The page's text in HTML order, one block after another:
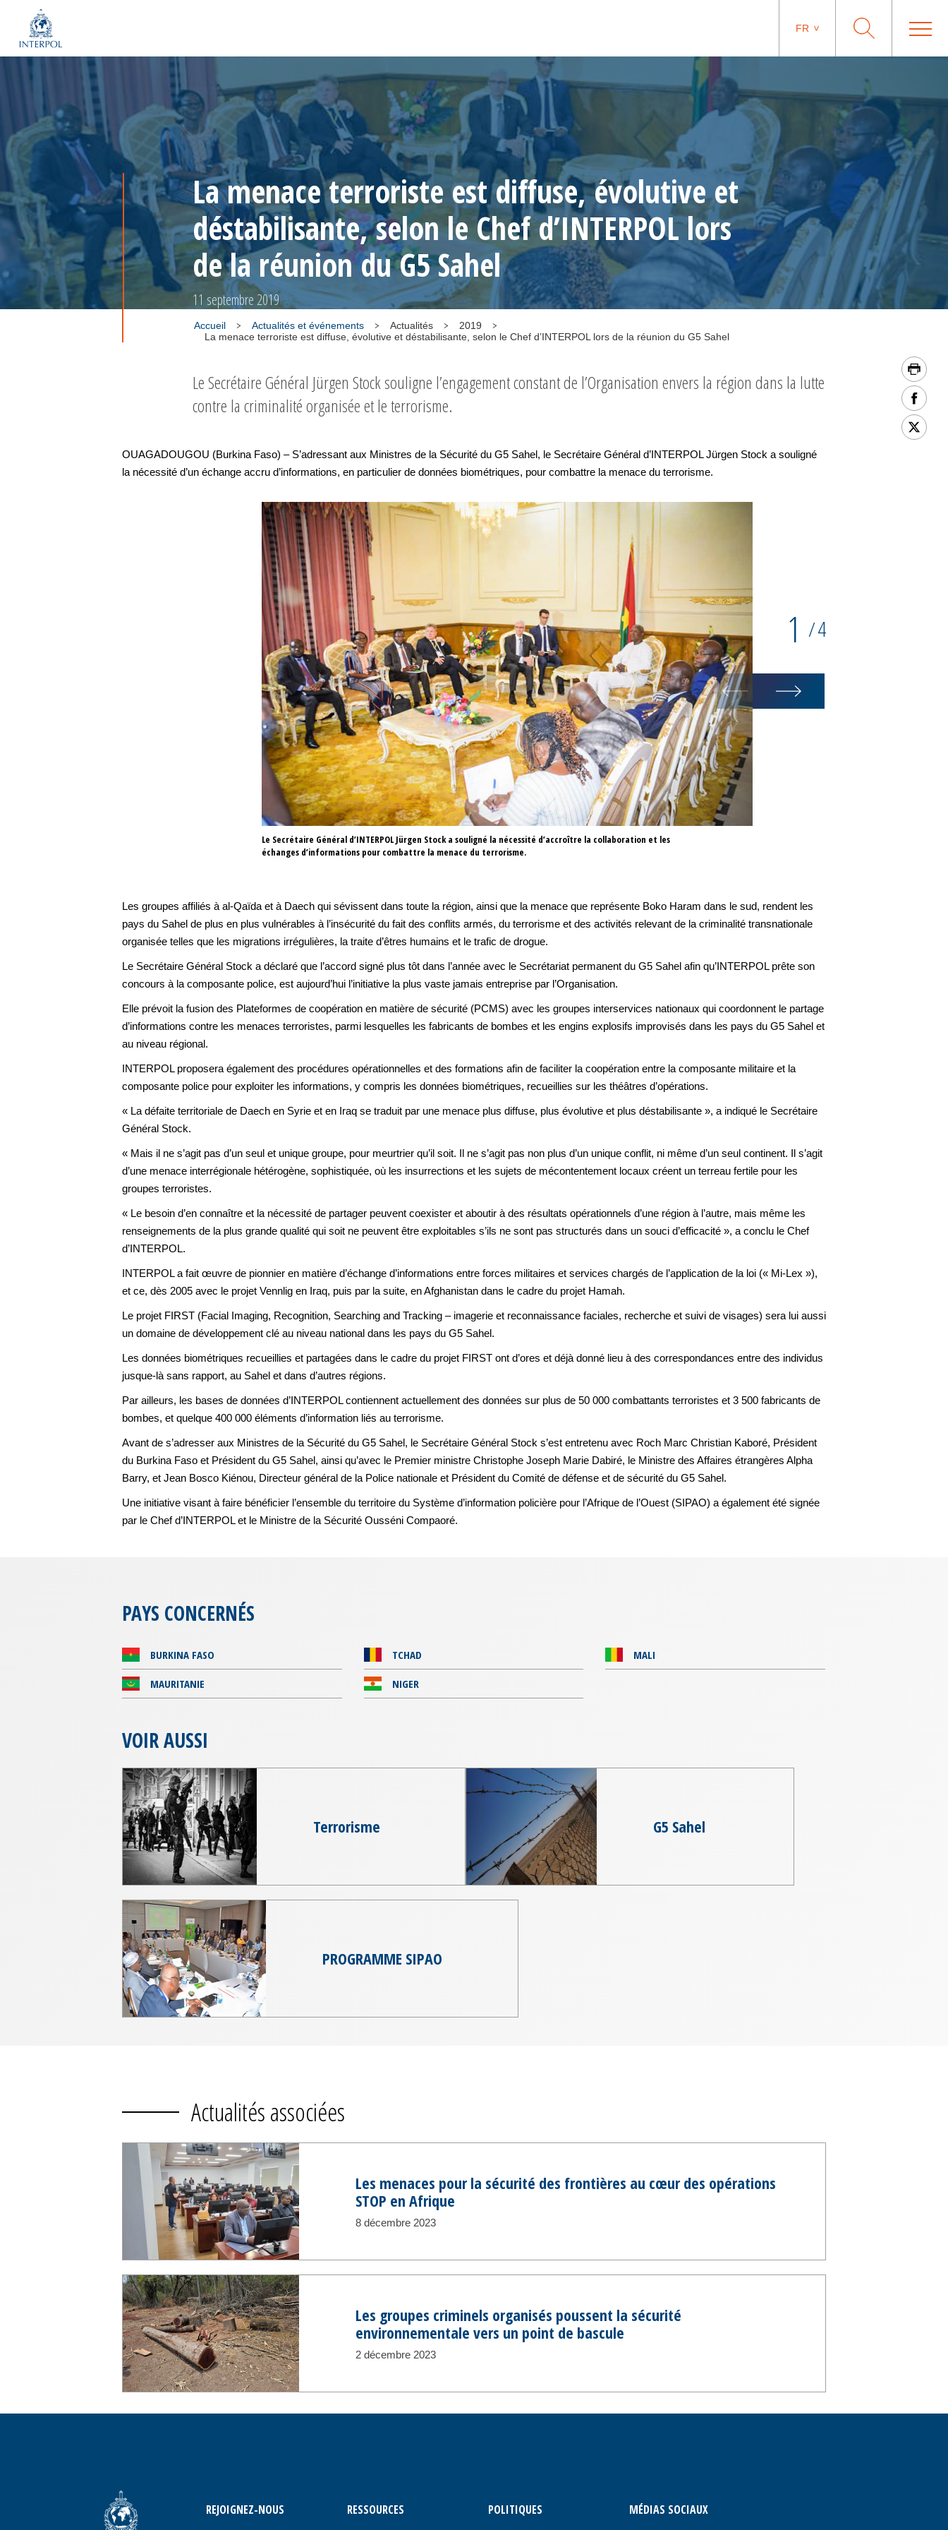
FR
La menace terroriste est diffuse, évolutive et
déstabilisante, selon le Chef d’INTERPOL lors
de la réunion du G5 Sahel
11 septembre 2019
Accueil Actualités et événements Actualités
2019
La menace terroriste est diffuse, évolutive et déstabilisante, selon le Chef d’INTERPOL lors de la réunion du G5 Sahel
Le Secrétaire Général Jürgen Stock souligne l’engagement constant de l’Organisation envers la région dans la lutte
contre la criminalité organisée et le terrorisme.
OUAGADOUGOU (Burkina Faso) – S’adressant aux Ministres de la Sécurité du G5 Sahel, le Secrétaire Général d’INTERPOL Jürgen Stock a souligné
la nécessité d’un échange accru d’informations, en particulier de données biométriques, pour combattre la menace du terrorisme.
Le Secrétaire Général d’INTERPOL Jürgen Stock a souligné la nécessité d’accroître la collaboration et les
échanges d’informations pour combattre la menace du terrorisme.
1 /4
Les groupes affiliés à al-Qaïda et à Daech qui sévissent dans toute la région, ainsi que la menace que représente Boko Haram dans le sud, rendent les
pays du Sahel de plus en plus vulnérables à l’insécurité du fait des conflits armés, du terrorisme et des activités relevant de la criminalité transnationale
organisée telles que les migrations irrégulières, la traite d’êtres humains et le trafic de drogue.
Le Secrétaire Général Stock a déclaré que l’accord signé plus tôt dans l’année avec le Secrétariat permanent du G5 Sahel afin qu’INTERPOL prête son
concours à la composante police, est aujourd’hui l’initiative la plus vaste jamais entreprise par l’Organisation.
Elle prévoit la fusion des Plateformes de coopération en matière de sécurité (PCMS) avec les groupes interservices nationaux qui coordonnent le partage
d’informations contre les menaces terroristes, parmi lesquelles les fabricants de bombes et les engins explosifs improvisés dans les pays du G5 Sahel et
au niveau régional.
INTERPOL proposera également des procédures opérationnelles et des formations afin de faciliter la coopération entre la composante militaire et la
composante police pour exploiter les informations, y compris les données biométriques, recueillies sur les théâtres d’opérations.
« La défaite territoriale de Daech en Syrie et en Iraq se traduit par une menace plus diffuse, plus évolutive et plus déstabilisante », a indiqué le Secrétaire
Général Stock.
« Mais il ne s’agit pas d’un seul et unique groupe, pour meurtrier qu’il soit. Il ne s’agit pas non plus d’un unique conflit, ni même d’un seul continent. Il s’agit
d’une menace interrégionale hétérogène, sophistiquée, où les insurrections et les sujets de mécontentement locaux créent un terreau fertile pour les
groupes terroristes.
« Le besoin d’en connaître et la nécessité de partager peuvent coexister et aboutir à des résultats opérationnels d’une région à l’autre, mais même les
renseignements de la plus grande qualité qui soit ne peuvent être exploitables s’ils ne sont pas structurés dans un souci d’efficacité », a conclu le Chef
d’INTERPOL.
INTERPOL a fait œuvre de pionnier en matière d’échange d’informations entre forces militaires et services chargés de l’application de la loi (« Mi-Lex »),
et ce, dès 2005 avec le projet Vennlig en Iraq, puis par la suite, en Afghanistan dans le cadre du projet Hamah.
Le projet FIRST (Facial Imaging, Recognition, Searching and Tracking – imagerie et reconnaissance faciales, recherche et suivi de visages) sera lui aussi
un domaine de développement clé au niveau national dans les pays du G5 Sahel.
Les données biométriques recueillies et partagées dans le cadre du projet FIRST ont d’ores et déjà donné lieu à des correspondances entre des individus
jusque-là sans rapport, au Sahel et dans d’autres régions.
Par ailleurs, les bases de données d’INTERPOL contiennent actuellement des données sur plus de 50 000 combattants terroristes et 3 500 fabricants de
bombes, et quelque 400 000 éléments d’information liés au terrorisme.
Avant de s’adresser aux Ministres de la Sécurité du G5 Sahel, le Secrétaire Général Stock s’est entretenu avec Roch Marc Christian Kaboré, Président
du Burkina Faso et Président du G5 Sahel, ainsi qu’avec le Premier ministre Christophe Joseph Marie Dabiré, le Ministre des Affaires étrangères Alpha
Barry, et Jean Bosco Kiénou, Directeur général de la Police nationale et Président du Comité de défense et de sécurité du G5 Sahel.
Une initiative visant à faire bénéficier l’ensemble du territoire du Système d’information policière pour l’Afrique de l’Ouest (SIPAO) a également été signée
par le Chef d’INTERPOL et le Ministre de la Sécurité Ousséni Compaoré.
PAYS CONCERNÉS
BURKINA FASO TCHAD MALI
MAURITANIE NIGER
VOIR AUSSI
Terrorisme G5 Sahel
PROGRAMME SIPAO
Actualités associées
Les menaces pour la sécurité des frontières au cœur des opérations
STOP en Afrique
8 décembre 2023
Les groupes criminels organisés poussent la sécurité
environnementale vers un point de bascule
2 décembre 2023
REJOIGNEZ-NOUS RESSOURCES POLITIQUES MÉDIAS SOCIAUX